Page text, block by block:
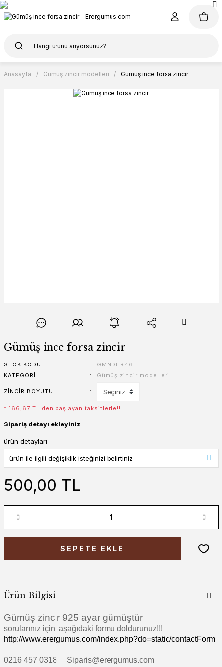
Anasayfa Gümüş zincir modelleri Gümüş ince forsa zincir
Gümüş ince forsa zincir
STOK KODU
GMNDHR46
KATEGORI
Gümüş zincir modelleri
ZINCIR BOYUTU
* 166,67 TL den başlayan taksitlerle!!
Sipariş detayı ekleyiniz
ürün detayları
500,00 TL
SEPETE EKLE
Ürün Bilgisi
Gümüş zincir 925 ayar gümüştür
sorularınız için aşağıdaki formu doldurunuz!!!
http://www.erergumus.com/index.php?do=static/contactForm
0216 457 0318 Siparis@erergumus.com